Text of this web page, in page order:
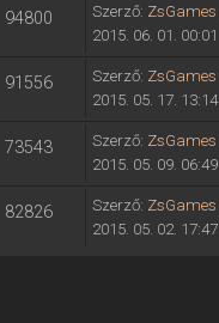
94800 Szerző: ZsGames
2015. 06. 01. 00:01
91556 Szerző: ZsGames
2015. 05. 17. 13:14
73543 Szerző: ZsGames
2015. 05. 09. 06:49
82826 Szerző: ZsGames
2015. 05. 02. 17:47